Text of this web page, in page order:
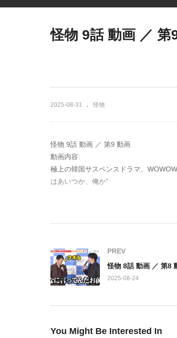
怪物 9話 動画 ／ 第
2025-08-31 怪物
怪物 9話 動画 ／ 第9 動画
動画内容:
極上の韓国サスペンスドラマ、
はあいつか、俺か”
詰めた結果、琴音をひき殺した真犯人
疑い始める。一方、正義の疑惑につい
出演：
安田顕
剛力彩芽
真飛聖
PREV
怪物 8話 動画 ／ 第8
2025-08-24
You Might Be Interested In